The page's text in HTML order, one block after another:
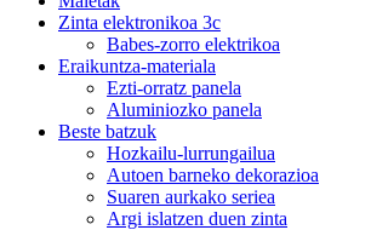
Zinta elektronikoa 3c
Babes-zorro elektrikoa
Eraikuntza-materiala
Ezti-orratz panela
Aluminiozko panela
Beste batzuk
Hozkailu-lurrungailua
Autoen barneko dekorazioa
Suaren aurkako seriea
Argi islatzen duen zinta